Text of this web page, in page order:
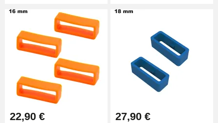
22,90 € 27,90 €